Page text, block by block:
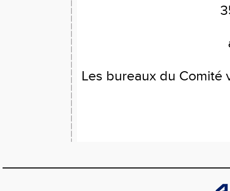
Les bureaux du Comité